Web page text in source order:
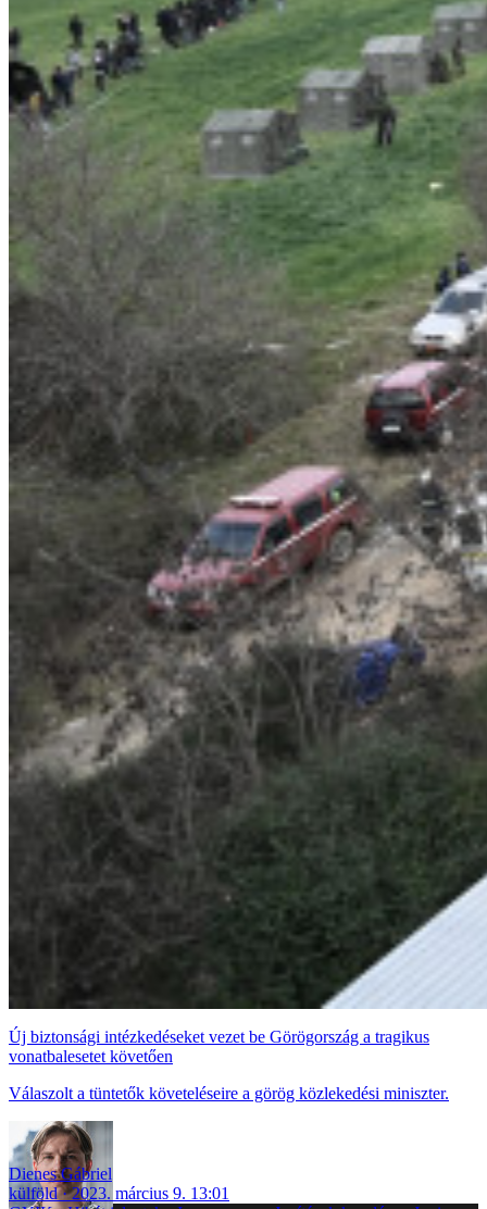
Új biztonsági intézkedéseket vezet be Görögország a tragikus
vonatbalesetet követően
Válaszolt a tüntetők követeléseire a görög közlekedési miniszter.
Dienes Gábriel
külföld
2023. március 9. 13:01